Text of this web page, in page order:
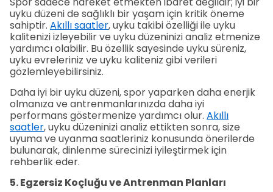
uyku düzeni de sağlıklı bir yaşam için kritik öneme
sahiptir. Akıllı saatler, uyku takibi özelliği ile uyku
kalitenizi izleyebilir ve uyku düzeninizi analiz etmenize
yardımcı olabilir. Bu özellik sayesinde uyku süreniz,
uyku evreleriniz ve uyku kaliteniz gibi verileri
gözlemleyebilirsiniz.
Daha iyi bir uyku düzeni, spor yaparken daha enerjik
olmanıza ve antrenmanlarınızda daha iyi
performans göstermenize yardımcı olur. Akıllı
saatler, uyku düzeninizi analiz ettikten sonra, size
uyuma ve uyanma saatleriniz konusunda önerilerde
bulunarak, dinlenme sürecinizi iyileştirmek için
rehberlik eder.
5. Egzersiz Koçluğu ve Antrenman Planları